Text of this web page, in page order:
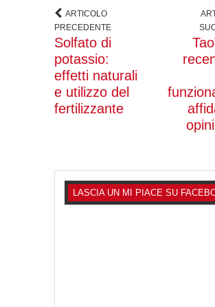
ARTICOLO
PRECEDENTE
Solfato di
potassio:
effetti naturali
e utilizzo del
fertilizzante
LASCIA UN MI PIACE SU